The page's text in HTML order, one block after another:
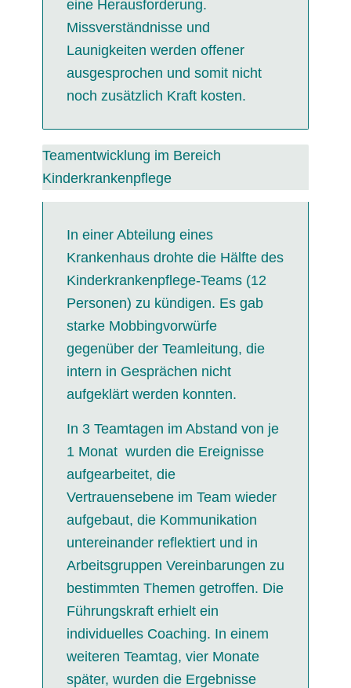
eine Herausforderung.
Missverständnisse und
Launigkeiten werden offener
ausgesprochen und somit nicht
noch zusätzlich Kraft kosten.
Teamentwicklung im Bereich
Kinderkrankenpflege
In einer Abteilung eines
Krankenhaus drohte die Hälfte des
Kinderkrankenpflege-Teams (12
Personen) zu kündigen. Es gab
starke Mobbingvorwürfe
gegenüber der Teamleitung, die
intern in Gesprächen nicht
aufgeklärt werden konnten.
In 3 Teamtagen im Abstand von je
1 Monat wurden die Ereignisse
aufgearbeitet, die
Vertrauensebene im Team wieder
aufgebaut, die Kommunikation
untereinander reflektiert und in
Arbeitsgruppen Vereinbarungen zu
bestimmten Themen getroffen. Die
Führungskraft erhielt ein
individuelles Coaching. In einem
weiteren Teamtag, vier Monate
später, wurden die Ergebnisse